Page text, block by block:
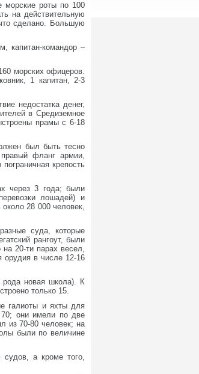
морские роты по 100
на действительную
сделано. Большую
капитан-командор –
морских офицеров.
1 капитан, 2-3
недостатка денег,
в Средиземное
прамы с 6-18
был быть тесно
фланг армии,
крепость
через 3 года; были
лошадей) и
28 000 человек,
суда, которые
рангоут, были
20-ти парах весел,
в числе 12-16
рода новая школа). К
только 15.
галиоты и яхты для
они имели по две
из 70-80 человек; на
были по величине
судов, а кроме того,